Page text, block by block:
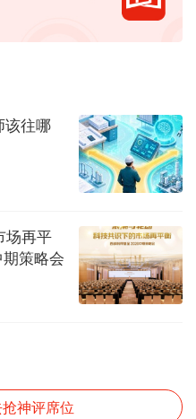
该往哪
场再平
策略会
神评席位